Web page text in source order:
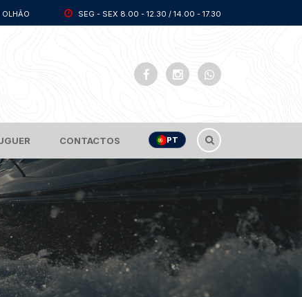
SEG - SEX 8.00 - 12.30 / 14.00 - 17.30
CONTACTOS PT